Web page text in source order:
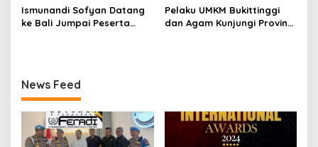
Agam Bukittinggi
Inspiratif di Bali
Ismunandi Sofyan Datang
ke Bali Jumpai Peserta
Pelaku UMKM Bukittinggi
dan Agam Kunjungi Provinsi
News Feed